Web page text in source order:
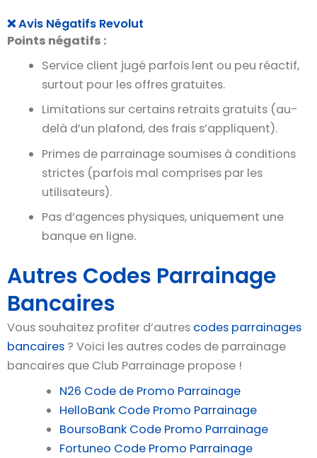
❌ Avis Négatifs Revolut
Points négatifs :
Service client jugé parfois lent ou peu réactif,
surtout pour les offres gratuites.
Limitations sur certains retraits gratuits (au-
delà d’un plafond, des frais s’appliquent).
Primes de parrainage soumises à conditions
strictes (parfois mal comprises par les
utilisateurs).
Pas d’agences physiques, uniquement une
banque en ligne.
Autres Codes Parrainage
Bancaires
Vous souhaitez profiter d’autres codes parrainages
bancaires ? Voici les autres codes de parrainage
bancaires que Club Parrainage propose !
N26 Code de Promo Parrainage
HelloBank Code Promo Parrainage
BoursoBank Code Promo Parrainage
Fortuneo Code Promo Parrainage